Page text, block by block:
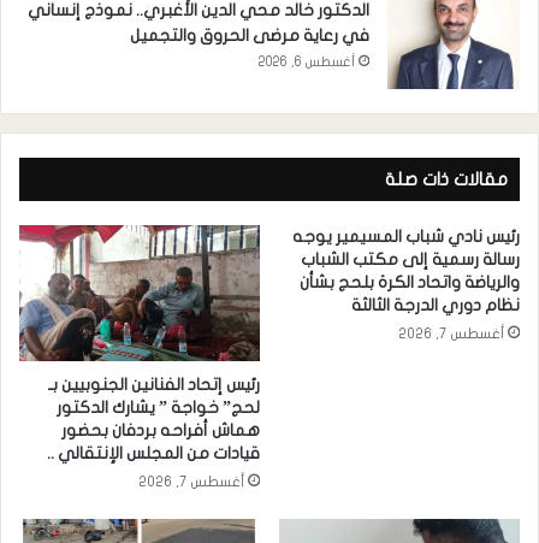
الدكتور خالد محي الدين الأغبري.. نموذج إنساني
في رعاية مرضى الحروق والتجميل
أغسطس 6, 2026
مقالات ذات صلة
رئيس نادي شباب المسيمير يوجه
رسالة رسمية إلى مكتب الشباب
والرياضة واتحاد الكرة بلحج بشأن
نظام دوري الدرجة الثالثة
أغسطس 7, 2026
رئيس إتحاد الفنانين الجنوبيين بـ
لحج” خواجة ” يشارك الدكتور
هماش أفراحه بردفان بحضور
قيادات من المجلس الإنتقالي ..
أغسطس 7, 2026